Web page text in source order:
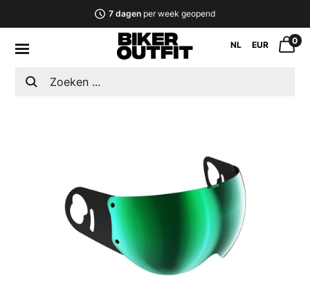
7 dagenper week geopend
NL EUR 0